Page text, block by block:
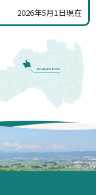
2026年5月1日現在